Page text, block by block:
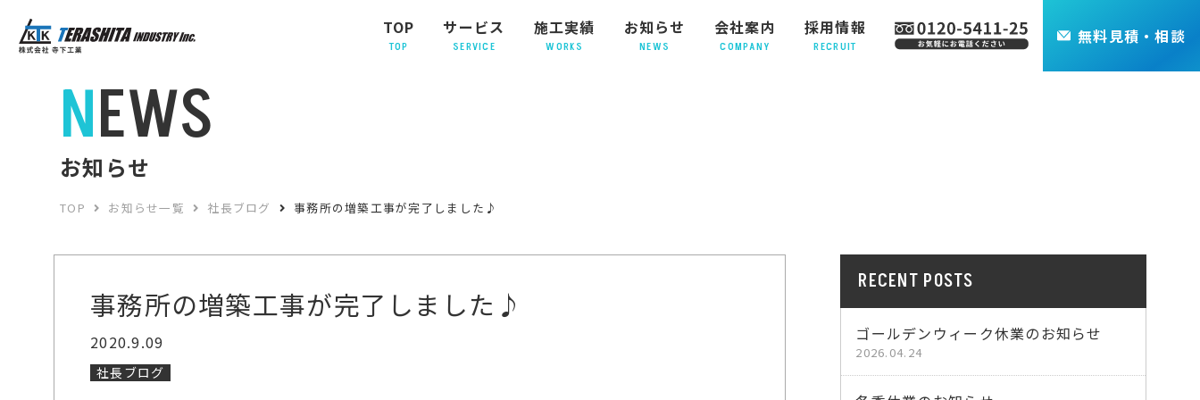
TOP
TOP
サービス
SERVICE
施工実績
WORKS
お知らせ
NEWS
会社案内
COMPANY
採用情報
RECRUIT
無料 見積・相談
NEWS
お知らせ
TOP お知らせ一覧 社長ブログ 事務所の増築工事が完了しました♪
事務所の増築工事が完了しました♪
2020.9.09
社長ブログ
RECENT POSTS
ゴールデンウィーク休業のお知らせ
2026.04.24